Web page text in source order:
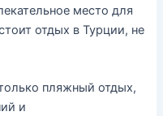
место для
отдых в Турции, не
пляжный отдых,
и